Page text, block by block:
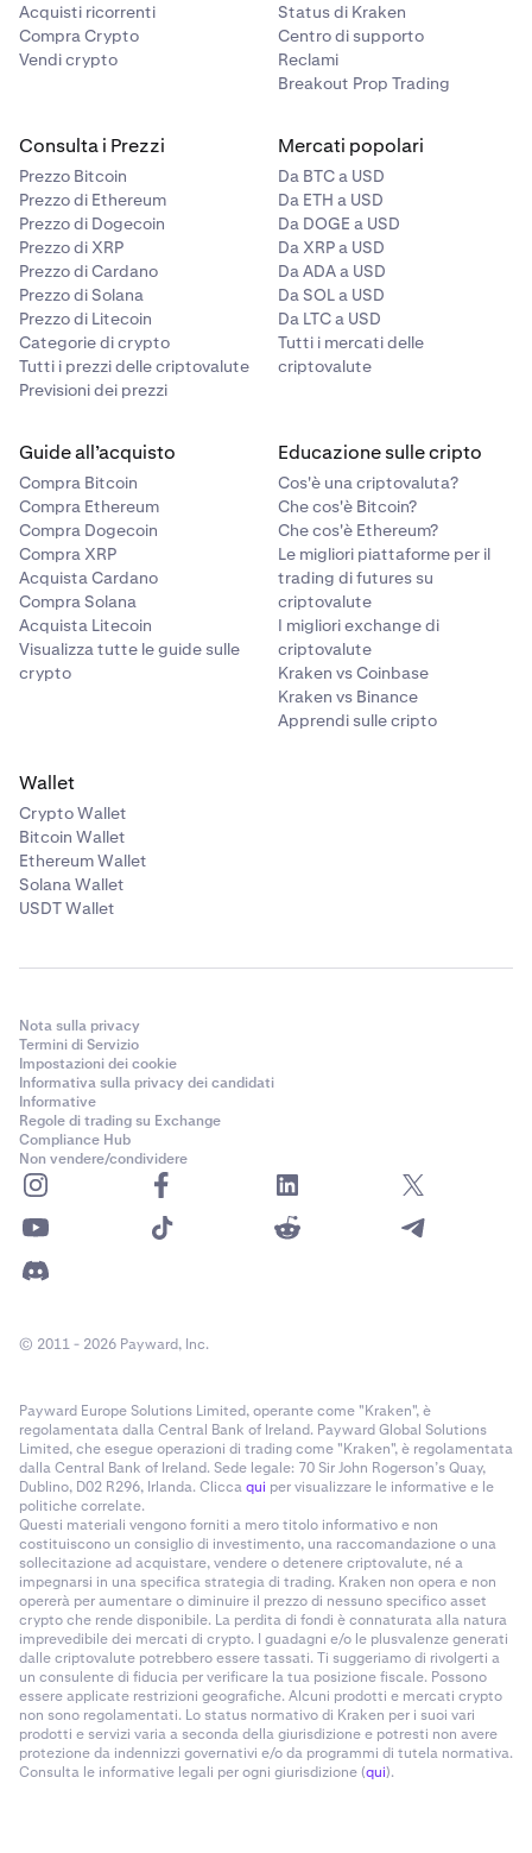
Acquisti ricorrenti
Compra Crypto
Vendi crypto
Status di Kraken
Centro di supporto
Reclami
Breakout Prop Trading
Consulta i Prezzi
Prezzo Bitcoin
Prezzo di Ethereum
Prezzo di Dogecoin
Prezzo di XRP
Prezzo di Cardano
Prezzo di Solana
Prezzo di Litecoin
Categorie di crypto
Tutti i prezzi delle criptovalute
Previsioni dei prezzi
Mercati popolari
Da BTC a USD
Da ETH a USD
Da DOGE a USD
Da XRP a USD
Da ADA a USD
Da SOL a USD
Da LTC a USD
Tutti i mercati delle
criptovalute
Guide all’acquisto
Compra Bitcoin
Compra Ethereum
Compra Dogecoin
Compra XRP
Acquista Cardano
Compra Solana
Acquista Litecoin
Visualizza tutte le guide sulle
crypto
Educazione sulle cripto
Cos'è una criptovaluta?
Che cos'è Bitcoin?
Che cos'è Ethereum?
Le migliori piattaforme per il
trading di futures su
criptovalute
I migliori exchange di
criptovalute
Kraken vs Coinbase
Kraken vs Binance
Apprendi sulle cripto
Wallet
Crypto Wallet
Bitcoin Wallet
Ethereum Wallet
Solana Wallet
USDT Wallet
Nota sulla privacy
Termini di Servizio
Impostazioni dei cookie
Informativa sulla privacy dei candidati
Informative
Regole di trading su Exchange
Compliance Hub
Non vendere/condividere
© 2011 - 2026 Payward, Inc.
Payward Europe Solutions Limited, operante come "Kraken", è
regolamentata dalla Central Bank of Ireland. Payward Global Solutions
Limited, che esegue operazioni di trading come "Kraken", è regolamentata
dalla Central Bank of Ireland. Sede legale: 70 Sir John Rogerson’s Quay,
Dublino, D02 R296, Irlanda. Cliccaqui per visualizzare le informative e le
politiche correlate.
Questi materiali vengono forniti a mero titolo informativo e non
costituiscono un consiglio di investimento, una raccomandazione o una
sollecitazione ad acquistare, vendere o detenere criptovalute, né a
impegnarsi in una specifica strategia di trading. Kraken non opera e non
opererà per aumentare o diminuire il prezzo di nessuno specifico asset
crypto che rende disponibile. La perdita di fondi è connaturata alla natura
imprevedibile dei mercati di crypto. I guadagni e/o le plusvalenze generati
dalle criptovalute potrebbero essere tassati. Ti suggeriamo di rivolgerti a
un consulente di fiducia per verificare la tua posizione fiscale. Possono
essere applicate restrizioni geografiche. Alcuni prodotti e mercati crypto
non sono regolamentati. Lo status normativo di Kraken per i suoi vari
prodotti e servizi varia a seconda della giurisdizione e potresti non avere
protezione da indennizzi governativi e/o da programmi di tutela normativa.
Consulta le informative legali per ogni giurisdizione (qui).